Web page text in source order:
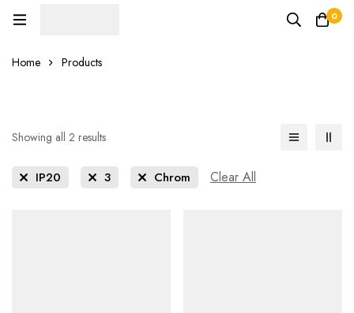
0
Home Products
Showing all 2 results
IP20 3 Chrom Clear All